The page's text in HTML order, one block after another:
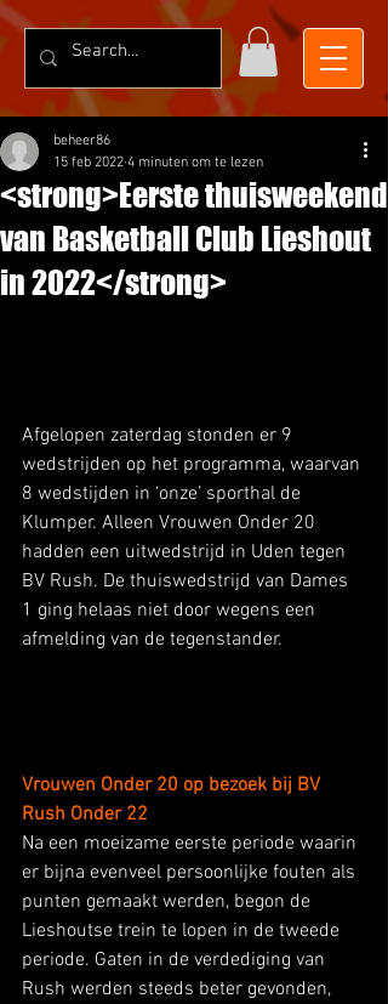
<strong>Eerste thuisweekend
van Basketball Club Lieshout
in 2022</strong>
beheer86
15 feb 2022 4 minuten om te lezen
Afgelopen zaterdag stonden er 9
wedstrijden op het programma, waarvan
8 wedstijden in ‘onze’ sporthal de
Klumper. Alleen Vrouwen Onder 20
hadden een uitwedstrijd in Uden tegen
BV Rush. De thuiswedstrijd van Dames
1 ging helaas niet door wegens een
afmelding van de tegenstander.
Vrouwen Onder 20 op bezoek bij BV
Rush Onder 22
Na een moeizame eerste periode waarin
er bijna evenveel persoonlijke fouten als
punten gemaakt werden, begon de
Lieshoutse trein te lopen in de tweede
periode. Gaten in de verdediging van
Rush werden steeds beter gevonden,